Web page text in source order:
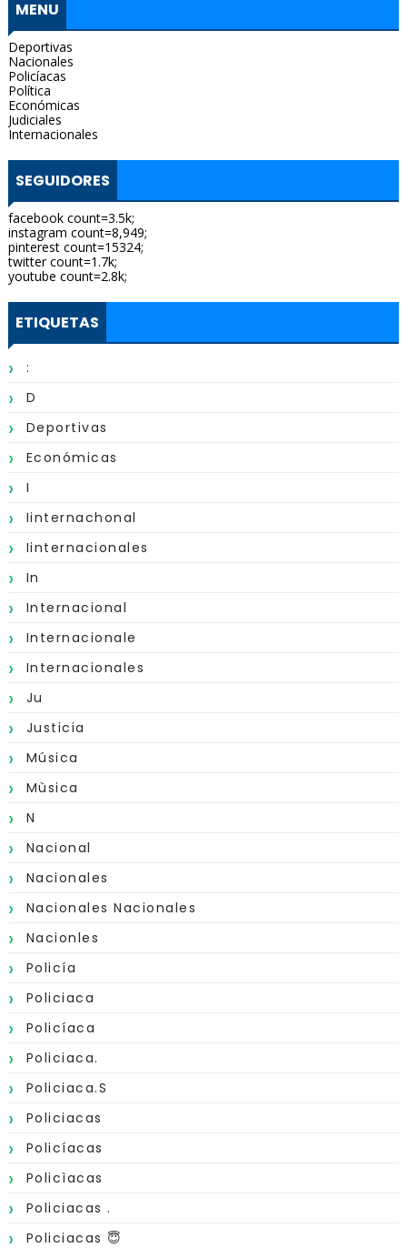
MENU
Deportivas
Nacionales
Policíacas
Política
Económicas
Judiciales
Internacionales
SEGUIDORES
facebook count=3.5k;
instagram count=8,949;
pinterest count=15324;
twitter count=1.7k;
youtube count=2.8k;
ETIQUETAS
:
D
Deportivas
Económicas
I
Iinternachonal
Iinternacionales
In
Internacional
Internacionale
Internacionales
Ju
Justicia
Música
Mùsica
N
Nacional
Nacionales
Nacionales Nacionales
Nacionles
Policía
Policiaca
Policíaca
Policiaca.
Policiaca.s
Policiacas
Policíacas
Policìacas
Policiacas .
Policiacas 😇